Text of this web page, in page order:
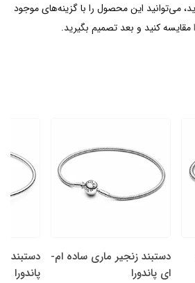
می‌توانید این محصول را با گزینه‌های موجود
مقایسه کنید و بعد تصمیم بگیرید.
دستبند زنجیر ماری ساده ام-
ای پاندورا
دستبند
پاندورا